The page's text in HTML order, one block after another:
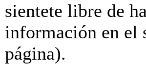
sientete libre de
información en el
página).